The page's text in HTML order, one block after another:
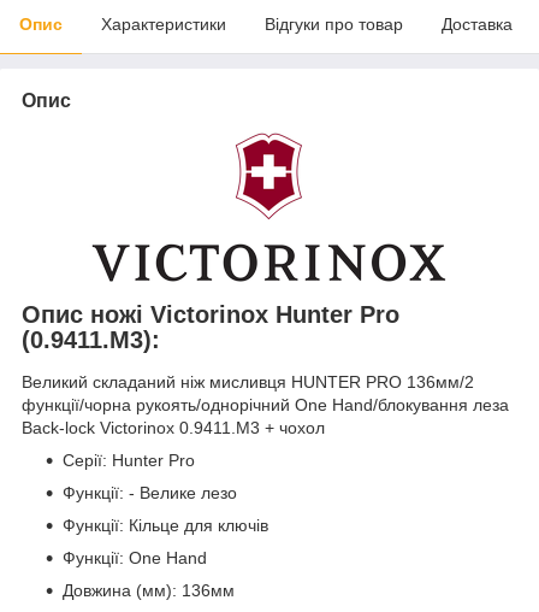
Опис Характеристики Відгуки про товар Доставка
Опис
Опис ножі Victorinox Hunter Pro
(0.9411.M3):
Великий складаний ніж мисливця HUNTER PRO 136мм/2
функції/чорна рукоять/однорічний One Hand/блокування леза
Back-lock Victorinox 0.9411.M3 + чохол
Серії: Hunter Pro
Функції: - Велике лезо
Функції: Кільце для ключів
Функції: One Hand
Довжина (мм): 136мм